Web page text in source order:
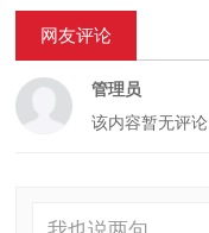
网友评论
管理员
该内容暂无评论